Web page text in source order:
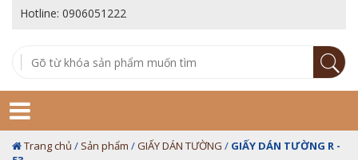
Hotline: 0906051222
Trang chủ / Sản phẩm /GIẤY DÁN TƯỜNG / GIẤY DÁN TƯỜNG R -